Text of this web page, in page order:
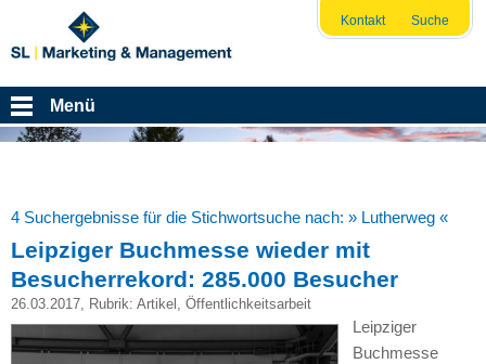
Kontakt Suche
Menü
4 Suchergebnisse für die Stichwortsuche nach: » Lutherweg «
Leipziger Buchmesse wieder mit
Besucherrekord: 285.000 Besucher
26.03.2017, Rubrik: Artikel , Öffentlichkeitsarbeit
Leipziger
Buchmesse